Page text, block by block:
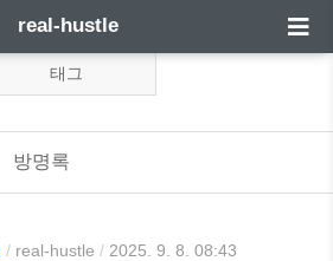
real-hustle
태그
방명록
/ real-hustle / 2025. 9. 8. 08:43